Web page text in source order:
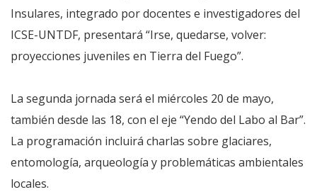
Insulares, integrado por docentes e investigadores del
ICSE-UNTDF, presentará “Irse, quedarse, volver:
proyecciones juveniles en Tierra del Fuego”.
La segunda jornada será el miércoles 20 de mayo,
también desde las 18, con el eje “Yendo del Labo al Bar”.
La programación incluirá charlas sobre glaciares,
entomología, arqueología y problemáticas ambientales
locales.